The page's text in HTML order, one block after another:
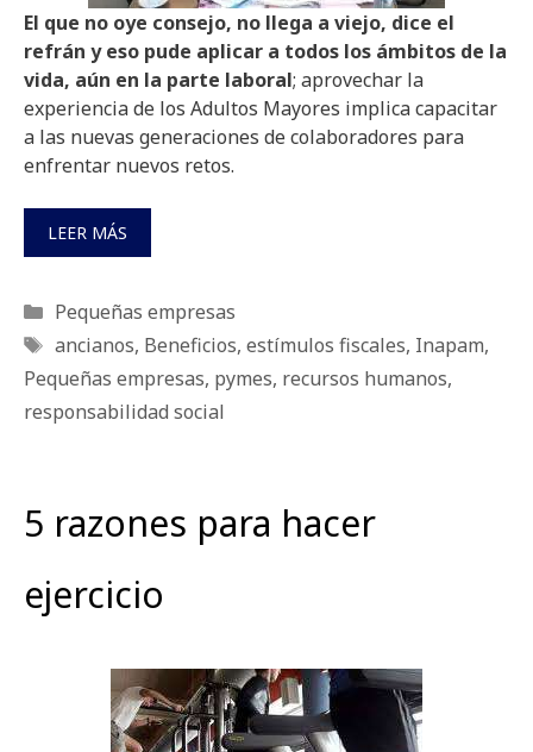
El que no oye consejo, no llega a viejo, dice el
refrán y eso pude aplicar a todos los ámbitos de la
vida, aún en la parte laboral; aprovechar la
experiencia de los Adultos Mayores implica capacitar
a las nuevas generaciones de colaboradores para
enfrentar nuevos retos.
LEER MÁS
Categorías
Pequeñas empresas
Etiquetas
ancianos, Beneficios, estímulos fiscales, Inapam,
Pequeñas empresas, pymes, recursos humanos,
responsabilidad social
5 razones para hacer
ejercicio